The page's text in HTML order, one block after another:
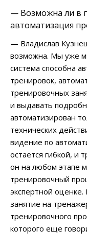
— Возможна ли в
автоматизация
— Владислав
возможна. Мы уже
система способна
тренировок,
тренировочных
и выдавать
автоматизирован
технических
видение по
остается гибкой, и
он на любом этапе
тренировочный
экспертной
занятие на
тренировочного
которого еще